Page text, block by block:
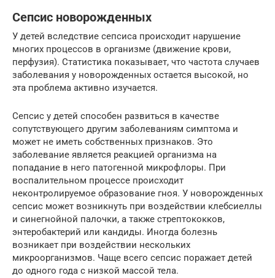
Сепсис новорожденных
У детей вследствие сепсиса происходит нарушение
многих процессов в организме (движение крови,
перфузия). Статистика показывает, что частота случаев
заболевания у новорожденных остается высокой, но
эта проблема активно изучается.
Сепсис у детей способен развиться в качестве
сопутствующего другим заболеваниям симптома и
может не иметь собственных признаков. Это
заболевание является реакцией организма на
попадание в него патогенной микрофлоры. При
воспалительном процессе происходит
неконтролируемое образование гноя. У новорожденных
сепсис может возникнуть при воздействии клебсиеллы
и синегнойной палочки, а также стрептококков,
энтеробактерий или кандиды. Иногда болезнь
возникает при воздействии нескольких
микроорганизмов. Чаще всего сепсис поражает детей
до одного года с низкой массой тела.